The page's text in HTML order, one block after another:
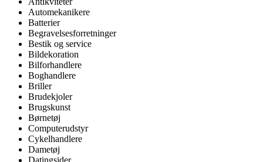
Automekanikere
Batterier
Begravelsesforretninger
Bestik og service
Bildekoration
Bilforhandlere
Boghandlere
Briller
Brudekjoler
Brugskunst
Børnetøj
Computerudstyr
Cykelhandlere
Dametøj
Datingsider